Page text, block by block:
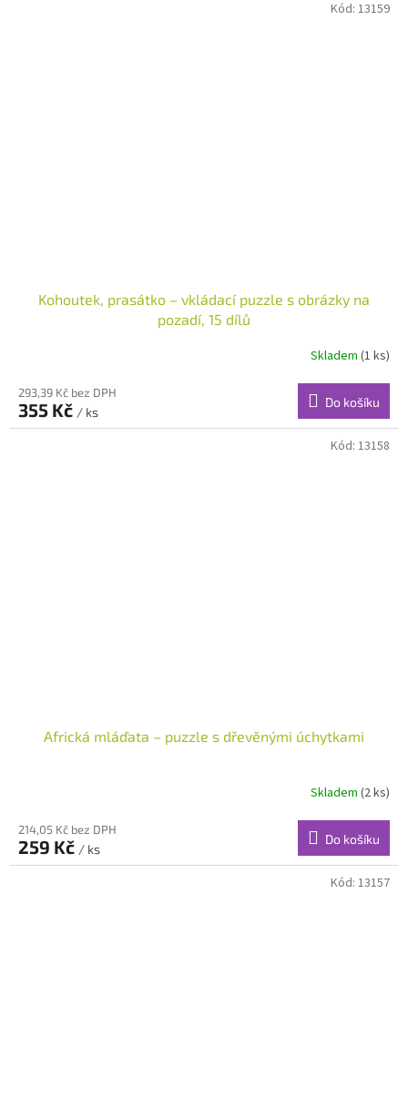
Kohoutek, prasátko – vkládací puzzle s obrázky na
pozadí, 15 dílů
Skladem (1 ks)
293,39 Kč bez DPH
355 Kč / ks
Do košíku
Kód: 13159
Africká mláďata – puzzle s dřevěnými úchytkami
Skladem (2 ks)
214,05 Kč bez DPH
259 Kč / ks
Do košíku
Kód: 13158
Kód: 13157